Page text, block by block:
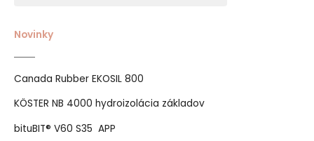
Novinky
Canada Rubber EKOSIL 800
KÖSTER NB 4000 hydroizolácia základov
bituBIT® V60 S35 APP